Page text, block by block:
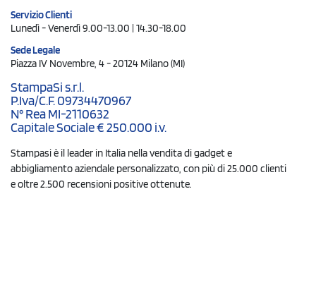
Servizio Clienti
Lunedì - Venerdì 9.00-13.00 | 14.30-18.00
Sede Legale
Piazza IV Novembre, 4 - 20124 Milano (MI)
StampaSi s.r.l.
P.Iva/C.F. 09734470967
N° Rea MI-2110632
Capitale Sociale € 250.000 i.v.
Stampasi è il leader in Italia nella vendita di gadget e
abbigliamento aziendale personalizzato, con più di 25.000 clienti
e oltre 2.500 recensioni positive ottenute.